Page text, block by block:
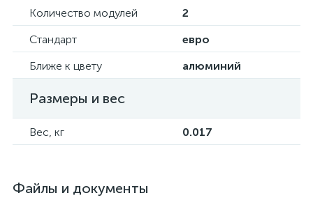
Количество модулей
2
Стандарт
евро
Ближе к цвету
алюминий
Размеры и вес
Вес, кг 0.017
Файлы и документы